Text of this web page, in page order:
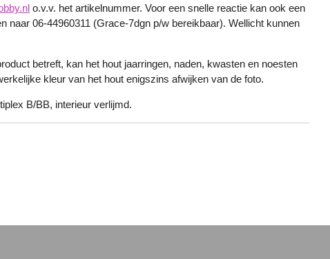
o.v.v. het artikelnummer. Voor een snelle reactie kan ook een
naar 06-44960311 (Grace-7dgn p/w bereikbaar). Wellicht kunnen
betreft, kan het hout jaarringen, naden, kwasten en noesten
kleur van het hout enigszins afwijken van de foto.
B/BB, interieur verlijmd.